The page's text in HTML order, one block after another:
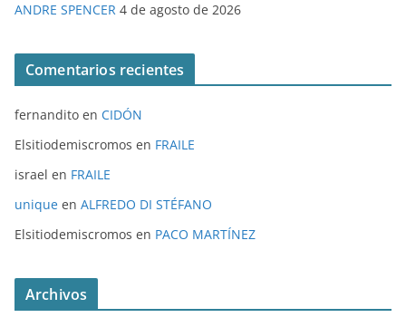
ANDRE SPENCER 4 de agosto de 2026
Comentarios recientes
fernandito en CIDÓN
Elsitiodemiscromos en FRAILE
israel en FRAILE
unique en ALFREDO DI STÉFANO
Elsitiodemiscromos en PACO MARTÍNEZ
Archivos